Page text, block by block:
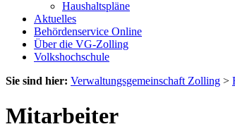
Haushaltspläne
Aktuelles
Behördenservice Online
Über die VG-Zolling
Volkshochschule
Sie sind hier: Verwaltungsgemeinschaft Zolling >
Mitarbeiter